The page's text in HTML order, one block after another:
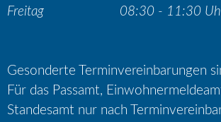
Freitag
08:30 - 11:30
Gesonderte Terminvereinbarungen
Für das Passamt,
Standesamt nur nach